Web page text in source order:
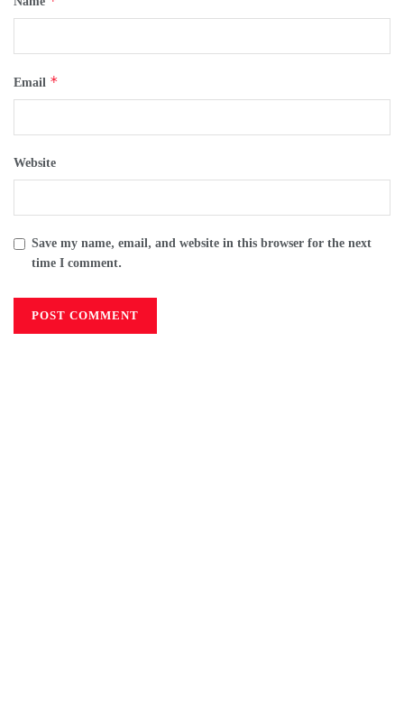
Email *
Website
Save my name, email, and website in this browser for the next
time I comment.